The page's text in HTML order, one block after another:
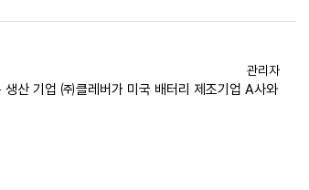
등록자
관리자
생산 기업 ㈜클레버가 미국 배터리 제조기업 A사와